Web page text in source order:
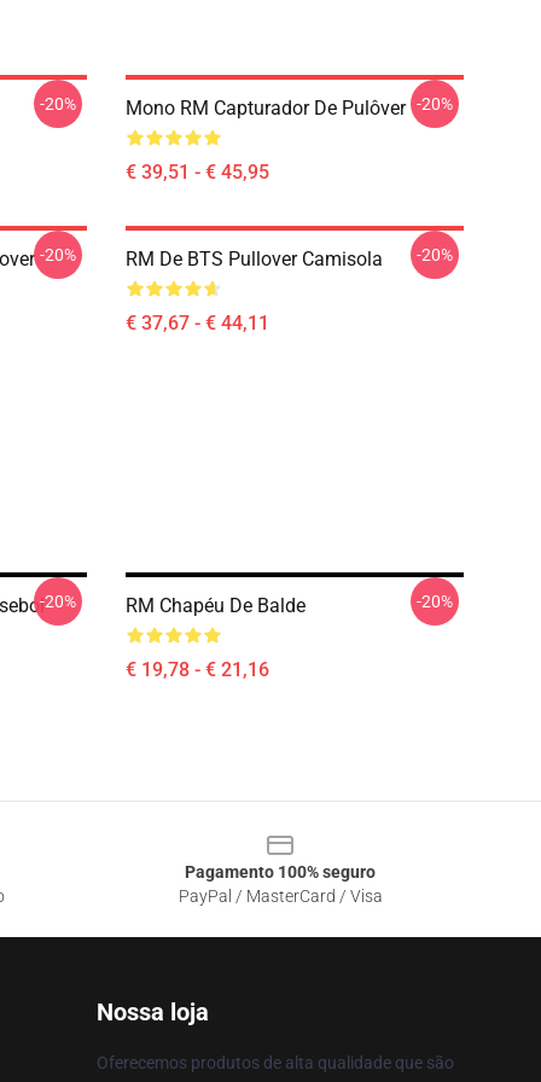
-20% Mono RM Capturador De Pulôver
€ 39,51 - € 45,95
-20%
-20% RM De BTS Pullover Camisola
€ 37,67 - € 44,11
-20%
-20% RM Chapéu De Balde
€ 19,78 - € 21,16
-20%
Pagamento 100% seguro
PayPal / MasterCard / Visa
Nossa loja
Oferecemos produtos de alta qualidade que são